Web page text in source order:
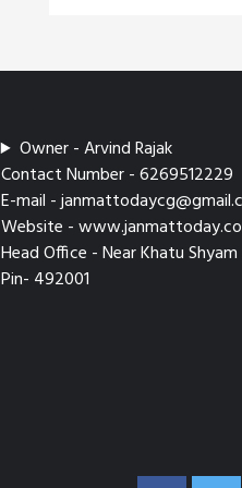
Owner - Arvind Rajak
Contact Number - 6269512229
E-mail -
Website -
Head Office - Near Khatu
Pin- 492001